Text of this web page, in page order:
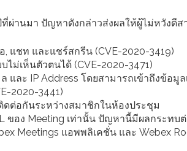
ผ่านมา ปัญหาดังกล่าวส่งผลให้ผู้ไม่หวังดีส
, แชท และแชร์สกรีน (CVE-2020-3419)
ม่เห็นตัวตนได้ (CVE-2020-3471)
ละ IP Address โดยสามารถเข้าถึงข้อมู
2020-3441)
ต่อกันระหว่างสมาชิกในห้องประชุม
ของ Meeting เท่านั้น ปัญหานี้มีผลกระทบ
Meetings แอพพลิเคชั่น และ Webex